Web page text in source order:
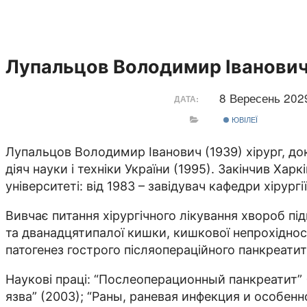
Лупальцов Володимир
ДАТА: 8 Вересень
ЮВІЛЕЇ
Лупальцов Володимир Іванович (1939) хірург,
діяч науки і техніки України (1995). Закінчив
університеті: від 1983 – завідувач кафедри
Вивчає питання хірургічного лікування хвороб
та дванадцятипалої киш­ки, кишкової
патогенез гострого післяопераційного
Наукові праці: “Послеоперационный
язва” (2003); “Раны, раневая инфекция и